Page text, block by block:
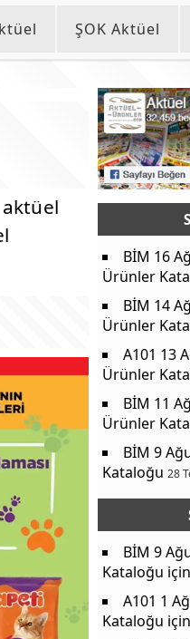
ŞOK Aktüel
aktüel
BİM 16
Ürünler
BİM 14
Ürünler
A101 13
Ürünler
BİM 11
Ürünler
BİM 9
Kataloğu 28
BİM 9
Kataloğu için
A101 1
Kataloğu için